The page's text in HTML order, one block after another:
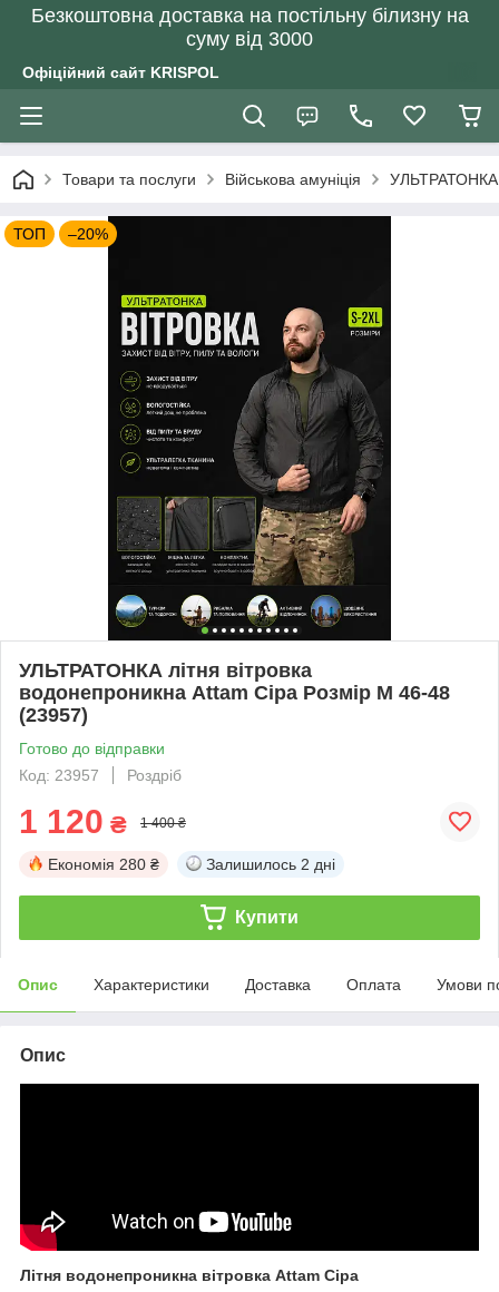
Безкоштовна доставка на постільну білизну на
суму від 3000
Офіційний сайт KRISPOL
Товари та послуги Військова амуніція УЛЬТРАТОНКА
ТОП –20%
УЛЬТРАТОНКА літня вітровка
водонепроникна Attam Сіра Розмір M 46-48
(23957)
Готово до відправки
Код: 23957
Роздріб
1 120 ₴ 1 400 ₴
Економія 280 ₴ Залишилось 2 дні
Купити
Опис Характеристики Доставка Оплата Умови
Опис
Літня водонепроникна вітровка Attam Сіра